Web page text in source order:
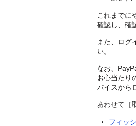
これまでに
確認し、確
また、ログ
い。
なお、
お心当たり
バイスから
あわせて［
フィッ